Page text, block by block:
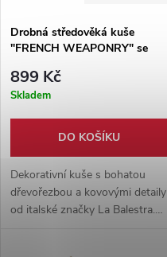
Drobná středověká kuše
"FRENCH WEAPONRY" se
899 Kč
Skladem
DO KOŠÍKU
Dekorativní kuše s bohatou
dřevořezbou a kovovými detaily
od italské značky La Balestra.